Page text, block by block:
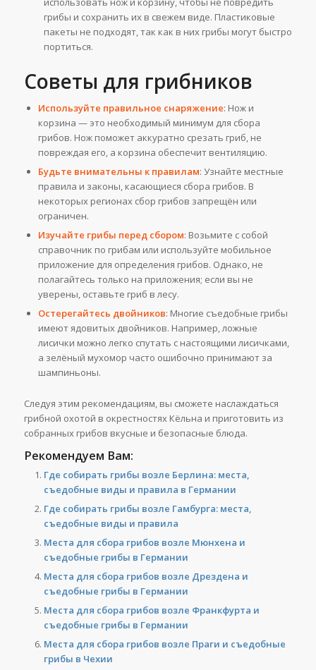
грибы и сохранить их в свежем виде. Пластиковые
пакеты не подходят, так как в них грибы могут быстро
портиться.
Советы для грибников
Используйте правильное снаряжение: Нож и
корзина — это необходимый минимум для сбора
грибов. Нож поможет аккуратно срезать гриб, не
повреждая его, а корзина обеспечит вентиляцию.
Будьте внимательны к правилам: Узнайте местные
правила и законы, касающиеся сбора грибов. В
некоторых регионах сбор грибов запрещён или
ограничен.
Изучайте грибы перед сбором: Возьмите с собой
справочник по грибам или используйте мобильное
приложение для определения грибов. Однако, не
полагайтесь только на приложения; если вы не
уверены, оставьте гриб в лесу.
Остерегайтесь двойников: Многие съедобные грибы
имеют ядовитых двойников. Например, ложные
лисички можно легко спутать с настоящими лисичками,
а зелёный мухомор часто ошибочно принимают за
шампиньоны.
Следуя этим рекомендациям, вы сможете наслаждаться
грибной охотой в окрестностях Кёльна и приготовить из
собранных грибов вкусные и безопасные блюда.
Рекомендуем Вам:
Где собирать грибы возле Берлина: места,
съедобные виды и правила в Германии
Где собирать грибы возле Гамбурга: места,
съедобные виды и правила
Места для сбора грибов возле Мюнхена и
съедобные грибы в Германии
Места для сбора грибов возле Дрездена и
съедобные грибы в Германии
Места для сбора грибов возле Франкфурта и
съедобные грибы в Германии
Места для сбора грибов возле Праги и съедобные
грибы в Чехии